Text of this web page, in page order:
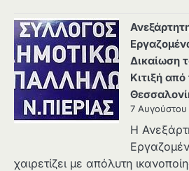
Δικαίωση
Κιτιξή
7
Η
χαιρετίζει με απόλυτη